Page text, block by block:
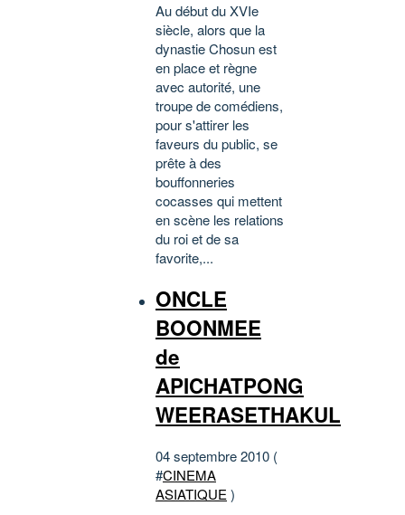
Au début du XVIe
siècle, alors que la
dynastie Chosun est
en place et règne
avec autorité, une
troupe de comédiens,
pour s'attirer les
faveurs du public, se
prête à des
bouffonneries
cocasses qui mettent
en scène les relations
du roi et de sa
favorite,...
ONCLE
BOONMEE
de
APICHATPONG
WEERASETHAKUL
04 septembre 2010 (
#CINEMA
ASIATIQUE )